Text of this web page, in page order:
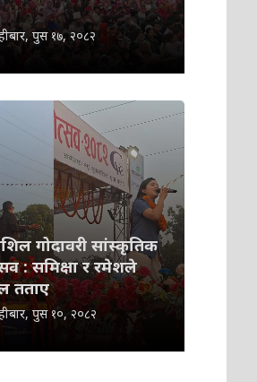
पुस १७, २०८२
गोदावरी सांस्कृतिक
: समिक्षा र रमेशले
तताए
पुस १०, २०८२